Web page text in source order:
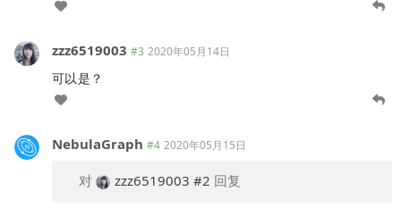
zzz6519003 #3 2020年05月14日
可以是？
NebulaGraph #4 2020年05月15日
对 zzz6519003 #2 回复